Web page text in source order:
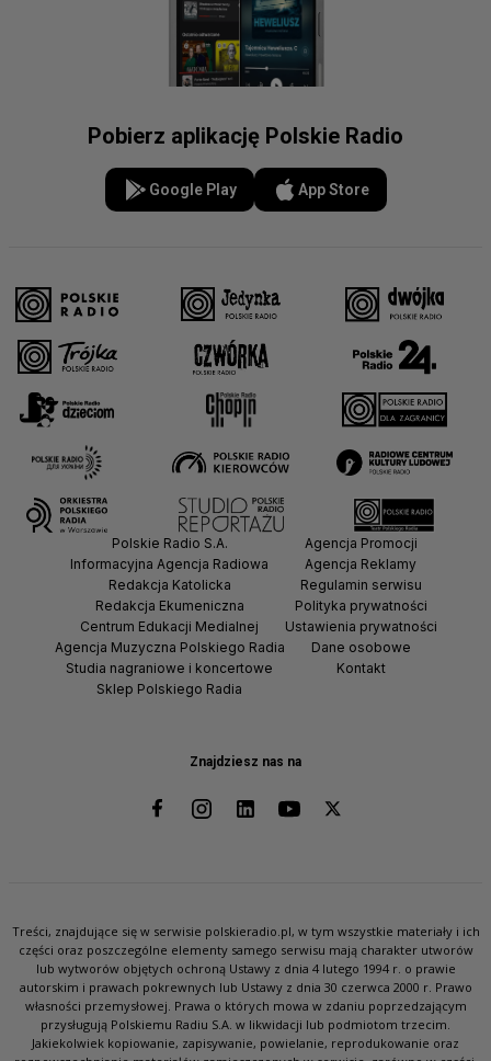
Pobierz aplikację Polskie Radio
Google Play App Store
Znajdziesz nas na
Polskie Radio S.A.
Informacyjna Agencja Radiowa
Redakcja Katolicka
Redakcja Ekumeniczna
Centrum Edukacji Medialnej
Agencja Muzyczna Polskiego Radia
Studia nagraniowe i koncertowe
Sklep Polskiego Radia
Agencja Promocji
Agencja Reklamy
Regulamin serwisu
Polityka prywatności
Ustawienia prywatności
Dane osobowe
Kontakt
Treści, znajdujące się w serwisie polskieradio.pl, w tym wszystkie materiały i ich
części oraz poszczególne elementy samego serwisu mają charakter utworów
lub wytworów objętych ochroną Ustawy z dnia 4 lutego 1994 r. o prawie
autorskim i prawach pokrewnych lub Ustawy z dnia 30 czerwca 2000 r. Prawo
własności przemysłowej. Prawa o których mowa w zdaniu poprzedzającym
przysługują Polskiemu Radiu S.A. w likwidacji lub podmiotom trzecim.
Jakiekolwiek kopiowanie, zapisywanie, powielanie, reprodukowanie oraz